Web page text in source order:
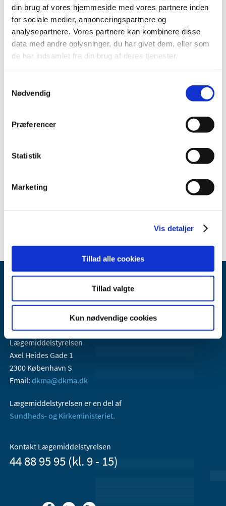
din brug af vores hjemmeside med vores partnere inden
for sociale medier, annonceringspartnere og
analysepartnere. Vores partnere kan kombinere disse
data med andre oplysninger, du har givet dem, eller som
de har indsamlet fra din brug af deres tjenester.
Nødvendig
Præferencer
Statistik
Marketing
Vis detaljer
Tillad alle cookies
Tillad valgte
Kun nødvendige cookies
2017 (167)
2016 (167)
2015 (33)
2014 (44)
2011 (13)
2009 (14)
oktober (1)
januar (1)
Lægemiddelstyrelsen
Axel Heides Gade 1
2300 København S
Email: dkma@dkma.dk
Lægemiddelstyrelsen er en del af
Sundheds- og Kirkeministeriet.
Kontakt Lægemiddelstyrelsen
44 88 95 95 (kl. 9 - 15)